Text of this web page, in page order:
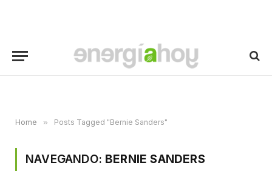
Home » Posts Tagged "Bernie Sanders"
NAVEGANDO: BERNIE SANDERS